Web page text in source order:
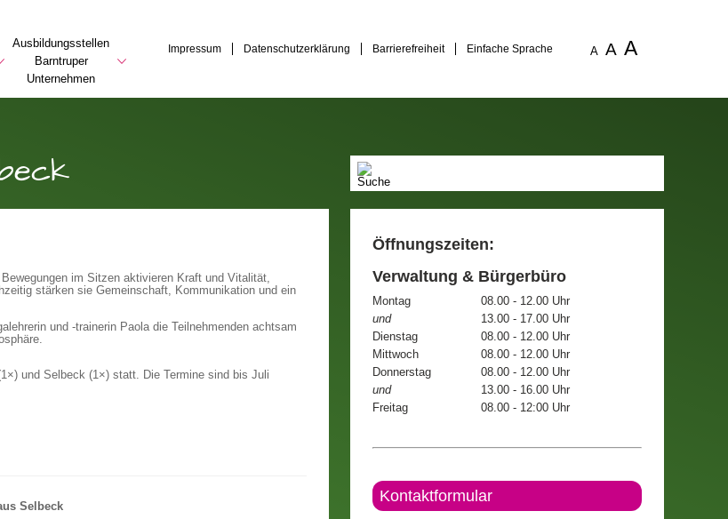
Ausbildungsstellen
Barntruper
Unternehmen
Impressum Datenschutzerklärung Barrierefreiheit Einfache Sprache A A A
im Sitzen aktivieren Kraft und Vitalität,
stärken sie Gemeinschaft, Kommunikation und ein
und -trainerin Paola die Teilnehmenden achtsam
und Selbeck (1×) statt. Die Termine sind bis Juli
Selbeck
Öffnungszeiten:
Verwaltung & Bürgerbüro
Montag
08.00 - 12.00 Uhr
und
13.00 - 17.00 Uhr
Dienstag
08.00 - 12.00 Uhr
Mittwoch
08.00 - 12.00 Uhr
Donnerstag
08.00 - 12.00 Uhr
und
13.00 - 16.00 Uhr
Freitag
08.00 - 12:00 Uhr
Kontaktformular